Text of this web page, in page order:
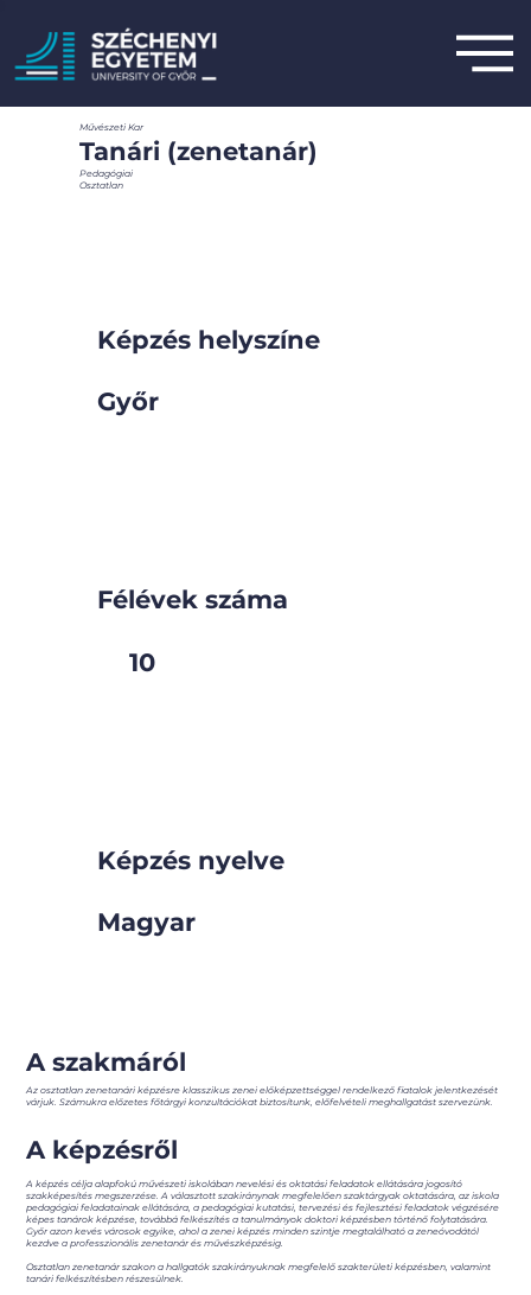
Tanári (zenetanár)
Pedagógiai
Osztatlan
Művészeti Kar
A képzésről
A képzés célja alapfokú művészeti iskolában nevelési és oktatási feladatok ellátására jogosító
szakképesítés megszerzése. A választott szakiránynak megfelelően szaktárgyak oktatására, az iskola
pedagógiai feladatainak ellátására, a pedagógiai kutatási, tervezési és fejlesztési feladatok végzésére
képes tanárok képzése, továbbá felkészítés a tanulmányok doktori képzésben történő folytatására.
Győr azon kevés városok egyike, ahol a zenei képzés minden szintje megtalálható a zeneóvodától
kezdve a professzionális zenetanár és művészképzésig.
Osztatlan zenetanár szakon a hallgatók szakirányuknak megfelelő szakterületi képzésben, valamint
tanári felkészítésben részesülnek.
Képzés helyszíne
Győr
Félévek száma
10
Képzés nyelve
Magyar
A szakmáról
Az osztatlan zenetanári képzésre klasszikus zenei előképzettséggel rendelkező fiatalok jelentkezését
várjuk. Számukra előzetes főtárgyi konzultációkat biztosítunk, előfelvételi meghallgatást szervezünk.